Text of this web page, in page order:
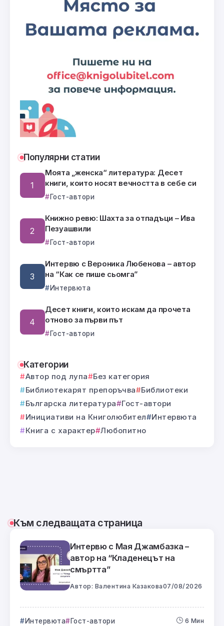
Популярни статии
Моята „женска“ литература: Десет
книги, които носят вечността в себе си
Гост-автори
Книжно ревю: Шахта за отпадъци – Ива
Пезуашвили
Гост-автори
Интервю с Вероника Любенова – автор
на “Как се пише сьомга”
Интервюта
Десет книги, които искам да прочета
отново за първи път
Гост-автори
Категории
Автор под лупа
Без категория
Библиотекарят препоръчва
Библиотеки
Българска литература
Гост-автори
Инициативи на Книголюбител
Интервюта
Книга с характер Любопитно
Към следващата страница
Интервю с Мая Джамбазка –
автор на “Кладенецът на
смъртта”
Автор: Валентина Казакова07/08/2026
Интервюта Гост-автори 6 Мин